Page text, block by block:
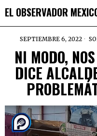
EL OBSERVADOR
SEPTIEMBRE 6, 2022
NI MODO,
DICE